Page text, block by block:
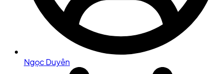
Ngọc Duyên